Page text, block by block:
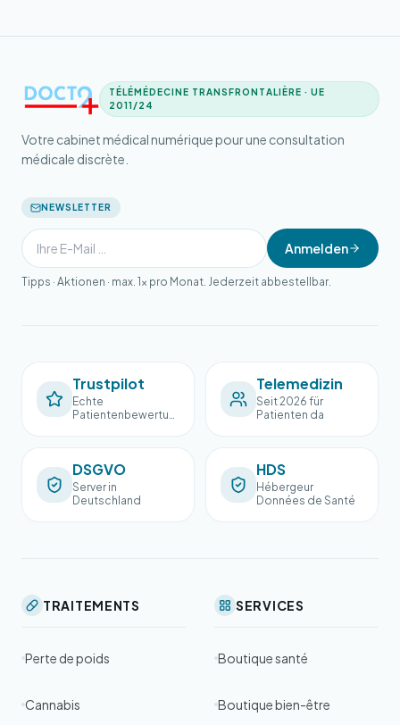
TÉLÉMÉDECINE TRANSFRONTALIÈRE · UE
2011/24
Votre cabinet médical numérique pour une consultation
médicale discrète.
NEWSLETTER
Anmelden
Tipps · Aktionen · max. 1× pro Monat. Jederzeit abbestellbar.
Trustpilot
Echte
Patientenbewertun
Telemedizin
Seit 2026 für
Patienten da
DSGVO
Server in
Deutschland
HDS
Hébergeur
Données de Santé
TRAITEMENTS
Perte de poids
Cannabis
SERVICES
Boutique santé
Boutique bien-être